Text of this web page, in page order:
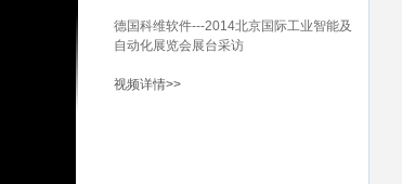
德国科维软件---2014北京国际工业智能及
自动化展览会展台采访
视频详情>>